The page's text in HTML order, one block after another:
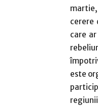
cerere
care
este